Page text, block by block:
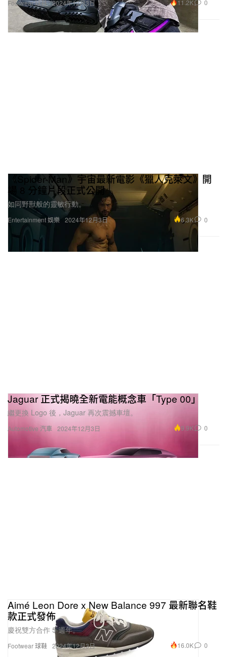
Footwear 球鞋 2024年12月3日 11.2K 0
Entertainment 娛樂
《Spider-Man》宇宙最新電影《獵人克萊文》開
場 8 分鐘片段正式公開
如同野獸般的靈敏行動。
2024年12月3日 6.3K 0
Automotive 汽車
Jaguar 正式揭曉全新電能概念車「Type 00」
繼更換 Logo 後，Jaguar 再次震撼車壇。
2024年12月3日 9.9K 0
Footwear 球鞋
Aimé Leon Dore x New Balance 997 最新聯名鞋
款正式發佈
慶祝雙方合作 5 週年。
2024年12月3日 16.0K 0